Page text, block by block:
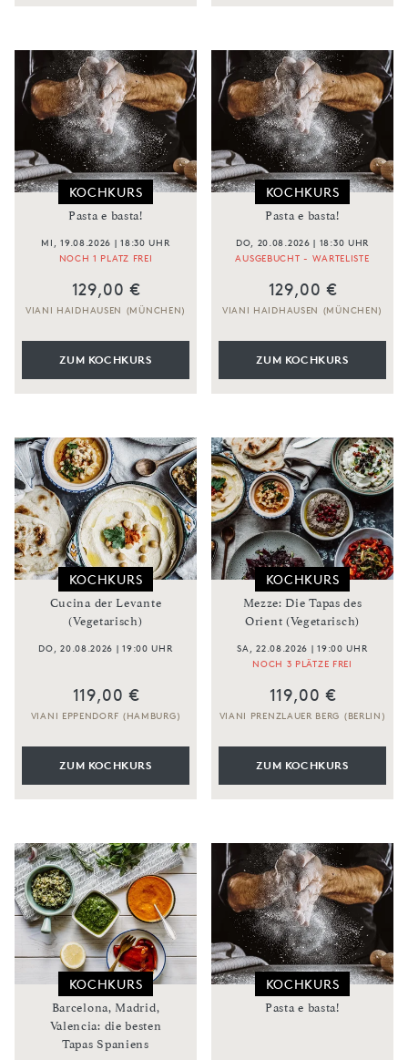
KOCHKURS
Pasta e basta!
MI, 19.08.2026 | 18:30 UHR
NOCH 1 PLATZ FREI
129,00 €
VIANI HAIDHAUSEN (MÜNCHEN)
ZUM KOCHKURS
KOCHKURS
Pasta e basta!
DO, 20.08.2026 | 18:30 UHR
AUSGEBUCHT - WARTELISTE
129,00 €
VIANI HAIDHAUSEN (MÜNCHEN)
ZUM KOCHKURS
KOCHKURS
Cucina der Levante
(Vegetarisch)
DO, 20.08.2026 | 19:00 UHR
119,00 €
VIANI EPPENDORF (HAMBURG)
ZUM KOCHKURS
KOCHKURS
Mezze: Die Tapas des
Orient (Vegetarisch)
SA, 22.08.2026 | 19:00 UHR
NOCH 3 PLÄTZE FREI
119,00 €
VIANI PRENZLAUER BERG (BERLIN)
ZUM KOCHKURS
KOCHKURS
Barcelona, Madrid,
Valencia: die besten
Tapas Spaniens
KOCHKURS
Pasta e basta!